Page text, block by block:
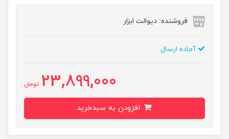
فروشنده: دیوالت ابزار
آماده ارسال
23,899,000 تومان